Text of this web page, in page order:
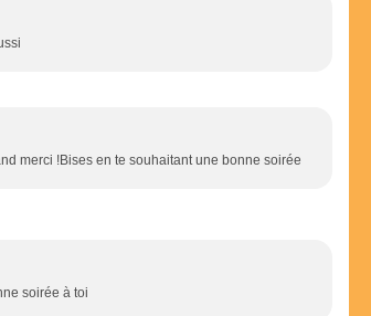
merci !Bises en te souhaitant une bonne soirée
soirée à toi